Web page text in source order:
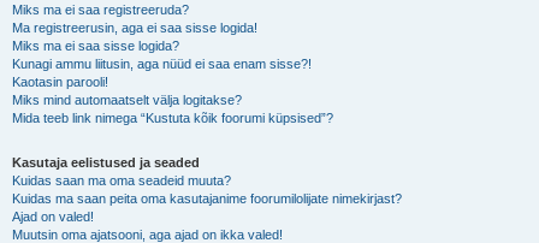
Miks ma ei saa registreeruda?
Ma registreerusin, aga ei saa sisse logida!
Miks ma ei saa sisse logida?
Kunagi ammu liitusin, aga nüüd ei saa enam sisse?!
Kaotasin parooli!
Miks mind automaatselt välja logitakse?
Mida teeb link nimega “Kustuta kõik foorumi küpsised”?
Kasutaja eelistused ja seaded
Kuidas saan ma oma seadeid muuta?
Kuidas ma saan peita oma kasutajanime foorumilolijate nimekirjast?
Ajad on valed!
Muutsin oma ajatsooni, aga ajad on ikka valed!